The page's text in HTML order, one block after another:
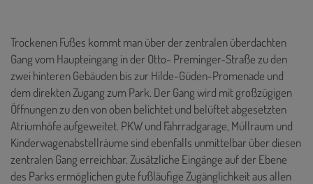
Trockenen Fußes kommt man über der zentralen überdachten
Gang vom Haupteingang in der Otto- Preminger-Straße zu den
zwei hinteren Gebäuden bis zur Hilde-Güden-Promenade und
dem direkten Zugang zum Park. Der Gang wird mit großzügigen
Öffnungen zu den von oben belichtet und belüftet abgesetzten
Atriumhöfe aufgeweitet. PKW und Fahrradgarage, Müllraum und
Kinderwagenabstellräume sind ebenfalls unmittelbar über diesen
zentralen Gang erreichbar. Zusätzliche Eingänge auf der Ebene
des Parks ermöglichen gute fußläufige Zugänglichkeit aus allen